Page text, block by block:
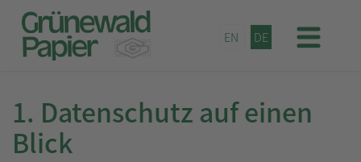
EN DE
Datenschutz
1. Datenschutz auf einen
Blick